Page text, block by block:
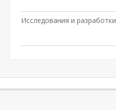
Исследования и разработки